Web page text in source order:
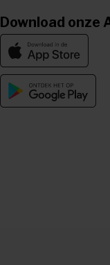
Download onze